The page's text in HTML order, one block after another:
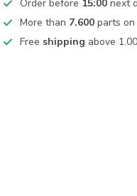
Order before 15:00 next
More than 7.600 parts on
Free shipping above